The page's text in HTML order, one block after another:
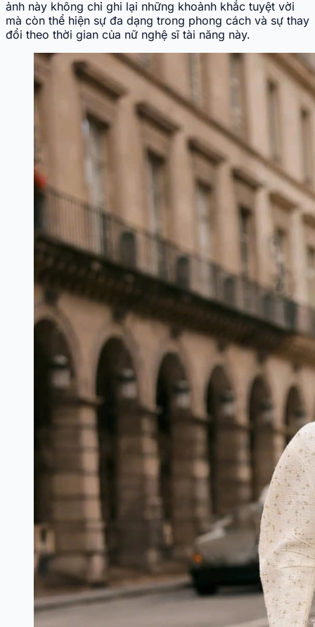
ảnh này không chỉ ghi lại những khoảnh khắc tuyệt vời
mà còn thể hiện sự đa dạng trong phong cách và sự thay
đổi theo thời gian của nữ nghệ sĩ tài năng này.